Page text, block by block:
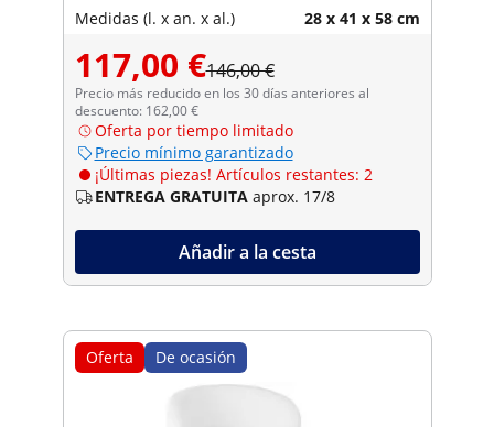
Medidas (l. x an. x al.) 28 x 41 x 58 cm
117,00 €146,00 €
Precio más reducido en los 30 días anteriores al
descuento: 162,00 €
Oferta por tiempo limitado
Precio mínimo garantizado
¡Últimas piezas! Artículos restantes: 2
ENTREGA GRATUITA aprox. 17/8
Añadir a la cesta
Oferta De ocasión